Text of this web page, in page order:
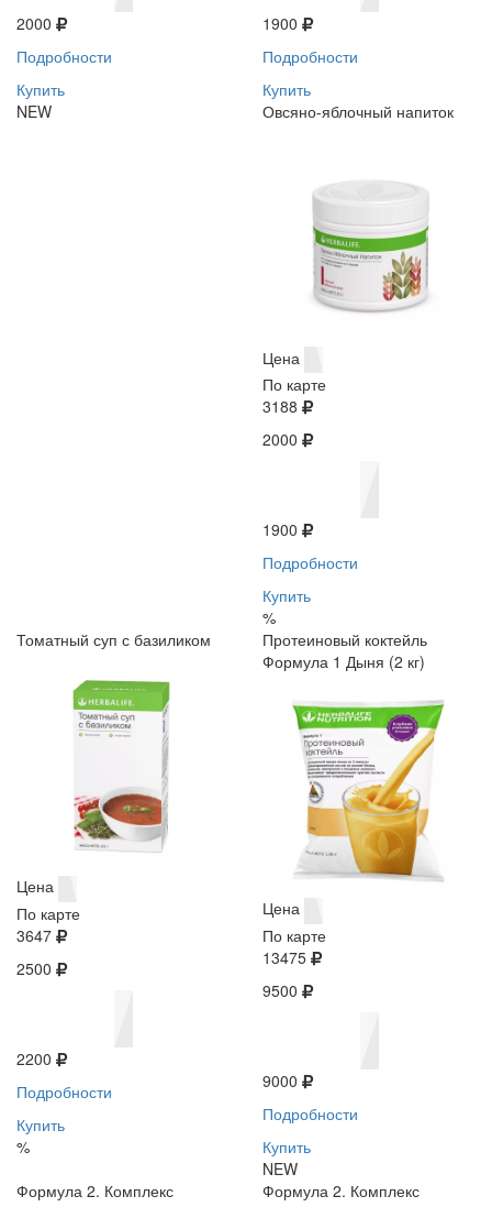
2000
Подробности
Купить
NEW
1900
Подробности
Купить
Овсяно-яблочный напиток
Цена
По карте
3188
2000
1900
Подробности
Купить
%
Томатный суп с базиликом
Цена
По карте
3647
2500
2200
Подробности
Купить
%
Протеиновый коктейль
Формула 1 Дыня (2 кг)
Цена
По карте
13475
9500
9000
Подробности
Купить
NEW
Формула 2. Комплекс
Формула 2. Комплекс